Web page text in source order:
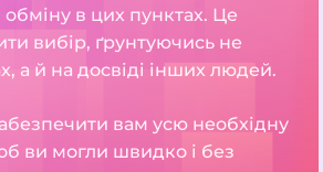
обміну в цих пунктах. Це
вибір, ґрунтуючись не
а й на досвіді інших людей.
вам усю необхідну
ви могли швидко і без